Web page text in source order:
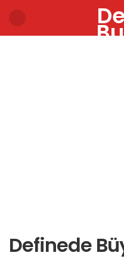
Definede